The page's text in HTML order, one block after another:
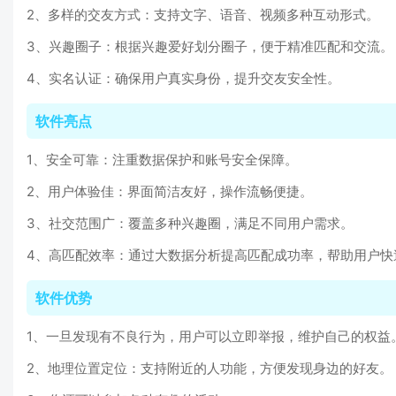
2、多样的交友方式：支持文字、语音、视频多种互动形式。
3、兴趣圈子：根据兴趣爱好划分圈子，便于精准匹配和交流。
4、实名认证：确保用户真实身份，提升交友安全性。
软件亮点
1、安全可靠：注重数据保护和账号安全保障。
2、用户体验佳：界面简洁友好，操作流畅便捷。
3、社交范围广：覆盖多种兴趣圈，满足不同用户需求。
4、高匹配效率：通过大数据分析提高匹配成功率，帮助用户快
软件优势
1、一旦发现有不良行为，用户可以立即举报，维护自己的权益。
2、地理位置定位：支持附近的人功能，方便发现身边的好友。